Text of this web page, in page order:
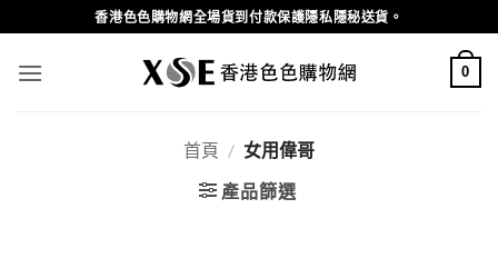
to
content
香港色色購物網全場貨到付款保護隱私隱秘送貨。
0
首頁 / 女用偉哥
產品篩選